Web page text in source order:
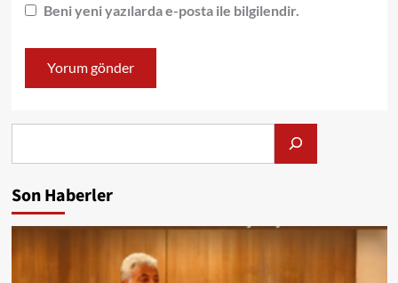
Beni yeni yazılarda e-posta ile bilgilendir.
Son Haberler